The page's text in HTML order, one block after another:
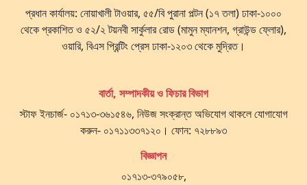
প্রধান কার্যালয়: নোয়াখালী টাওয়ার, ৫৫/বি পুরানা পল্টন (১৭ তলা) ঢাকা-১০০০
থেকে প্রকাশিত ও ৫২/২ টয়নবী সার্কুলার রোড (মামুন ম্যানশন, গ্রাউন্ড ফ্লোর),
ওয়ারি, বিএস প্রিন্টিং প্রেস ঢাকা-১২০৩ থেকে মুদ্রিত।
বার্তা, সম্পাদকীয় ও ফিচার বিভাগ
স্টাফ ইনচার্জ- ০১৭১৩-৩৬১৫৪৬, নিউজ সংক্রান্ত অভিযোগ থাকলে যোগাযোগ
করুন- ০১৭১১৩৩৭১২০। ফোন: ৭২৮৮৯৩
বিজ্ঞাপন
০১৭১৩-৩৭৯০৫৮,